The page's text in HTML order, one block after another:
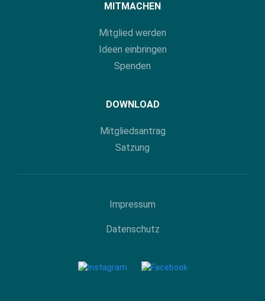
MITMACHEN
Mitglied werden
Ideen einbringen
Spenden
DOWNLOAD
Mitgliedsantrag
Satzung
Impressum
Datenschutz